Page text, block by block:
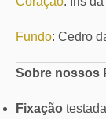
Fundo: Cedro
Sobre nossos
Fixação